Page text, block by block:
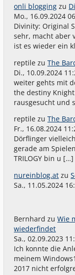
onli blogging zu
Mo., 16.09.2024
Divinity: Original
sehr, macht aber
ist es wieder ein
reptile zuThe
Di., 10.09.2024
weiter gehts mit
the destiny
rausgesucht und
reptile zuThe
Fr., 16.08.2024
Dörflinger
gerade am
TRILOGY bin u […]
nureinblog.at zu
Sa., 11.05.2024
Bernhard zuWie
wiederfindet
Sa., 02.09.2023
Ich konnte die
meinem
2017 nicht